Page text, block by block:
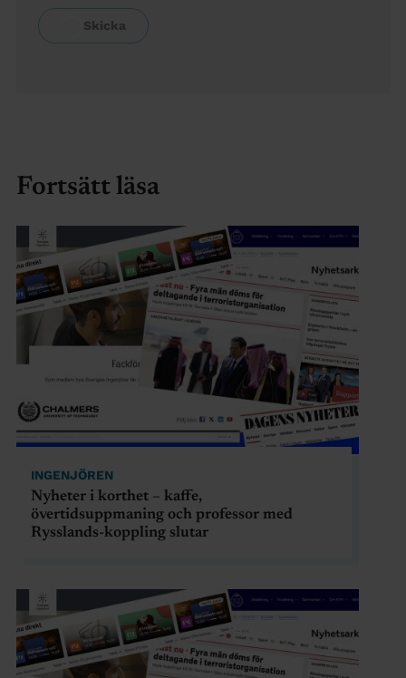
Fortsätt läsa
INGENJÖREN
Nyheter i korthet – kaffe,
övertidsuppmaning och professor med
Rysslands-koppling slutar